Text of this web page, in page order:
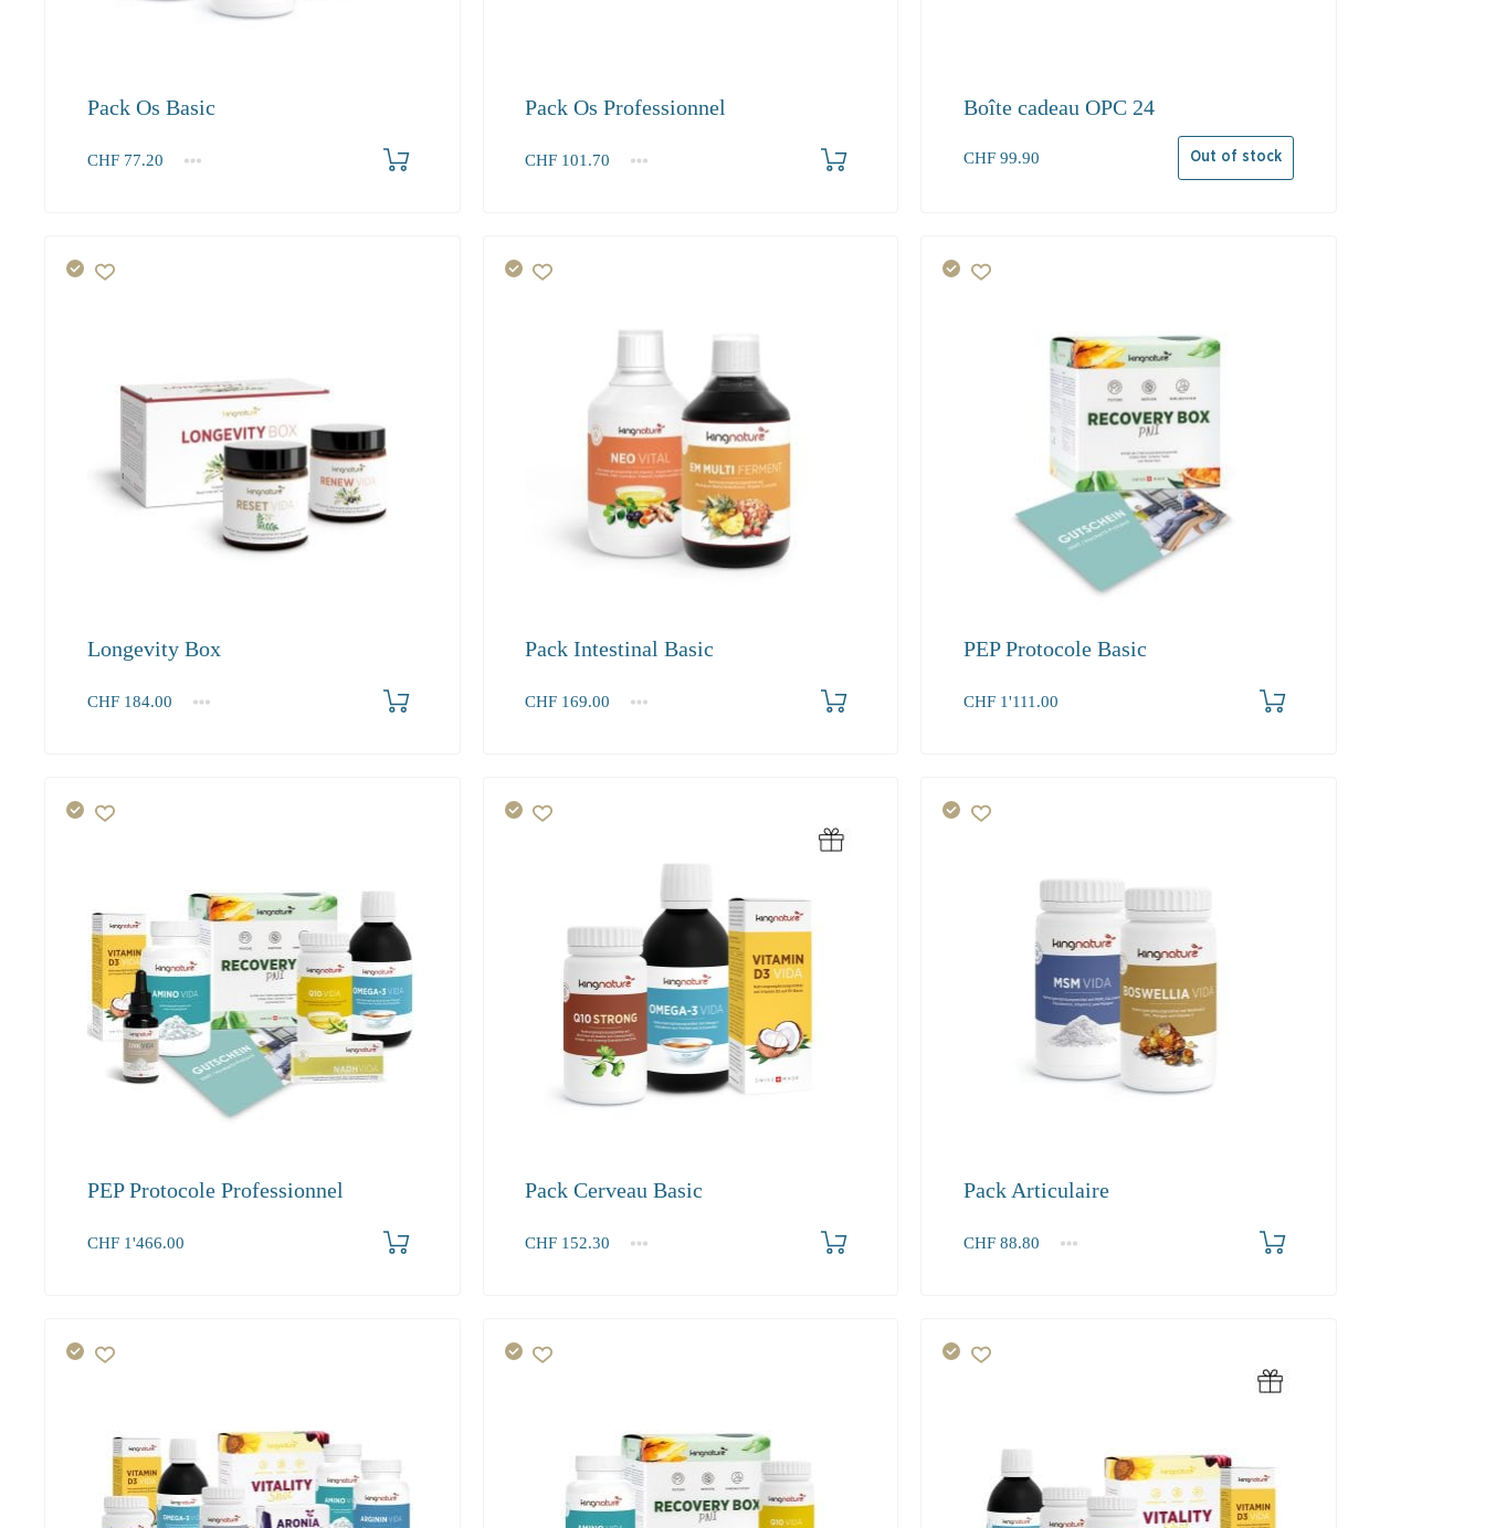
Pack Os Basic
CHF77.20
1+
Pack Os Professionnel
CHF 101.70
1+
Boîte cadeau OPC 24
CHF99.90 Out of stock
Longevity Box
CHF184.00
1 2-3
Pack Intestinal Basic
CHF 169.00
1+
PEP Protocole Basic
CHF1'111.00
PEP Protocole Professionnel
CHF1'466.00
Pack Cerveau Basic
CHF 152.30
1+
Pack Articulaire
CHF88.80
1+